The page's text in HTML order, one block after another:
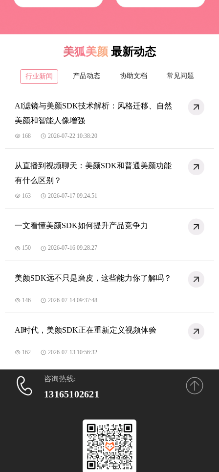
美狐美颜 最新动态
行业新闻 产品动态 协助文档 常见问题
AI滤镜与美颜SDK技术解析：风格迁移、自然
美颜和智能人像增强
168 2026-07-22 10:38:20
从直播到视频聊天：美颜SDK和普通美颜功能
有什么区别？
163 2026-07-17 09:24:51
一文看懂美颜SDK如何提升产品竞争力
150 2026-07-16 09:28:27
美颜SDK远不只是磨皮，这些能力你了解吗？
146 2026-07-14 09:37:48
AI时代，美颜SDK正在重新定义视频体验
162 2026-07-13 10:56:32
咨询热线:
13165102621